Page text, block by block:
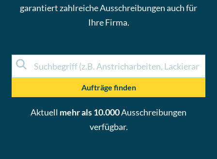
garantiert zahlreiche Ausschreibungen auch für
Ihre Firma.
Aufträge finden
Aktuell mehr als 10.000Ausschreibungen
verfügbar.